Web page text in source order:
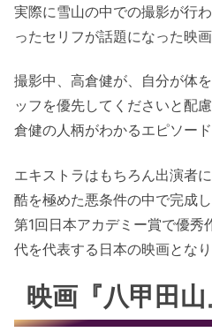
実際に雪山の中での撮影が行
ったセリフが話題になった映画
撮影中、高倉健が、自分が体
ッフを優先してくださいと配
倉健の人柄がわかるエピソード
エキストラはもちろん出演者
酷を極めた悪条件の中で完成
第1回日本アカデミー賞で優秀
代を代表する日本の映画となり
映画『八甲田